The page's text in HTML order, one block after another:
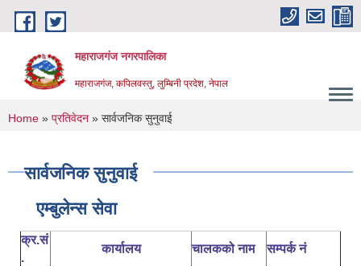
Skip to main content
महाराजगंज नगरपालिका
महाराजगंज, कपिलवस्तु, लुम्बिनी प्रदेश, नेपाल
You are here
Home » प्रतिवेदन » सार्वजनिक सुनुवाई
सार्वजनिक सुनुवाई
एम्बुलेन्स सेवा
क्र.सं
.
कार्यालय चालकको नाम सम्पर्क नं